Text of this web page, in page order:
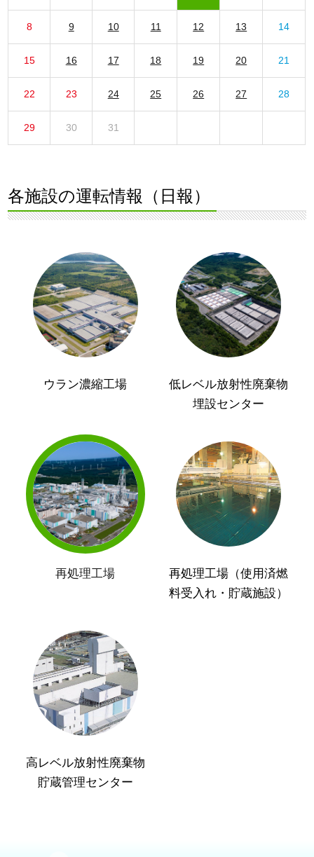
8 9 10 11 12 13 14
15 16 17 18 19 20 21
22 23 24 25 26 27 28
29 30 31
各施設の運転情報（日報）
ウラン濃縮工場
低レベル放射性廃棄物
埋設センター
再処理工場
再処理工場（使用済燃
料受入れ・貯蔵施設）
高レベル放射性廃棄物
貯蔵管理センター